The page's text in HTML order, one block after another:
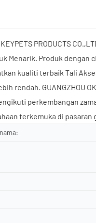
PRODUCTS
Menarik. Produk
kualiti terbaik Tali
GUANGZHOU
perkembangan
terkemuka di pasaran